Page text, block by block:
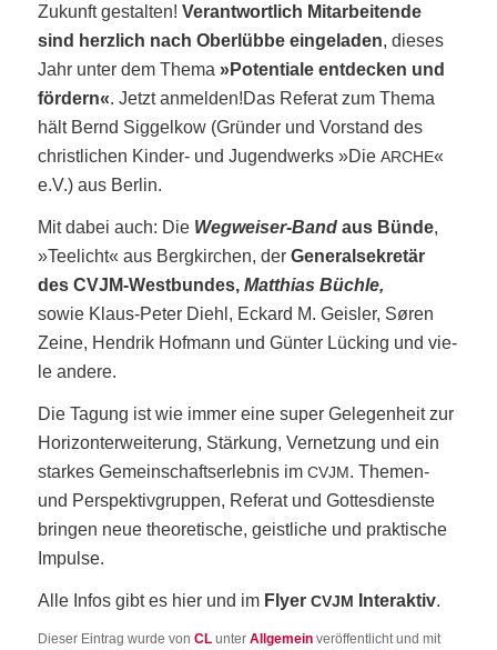
Zukunft gestal­ten!Ver­ant­wort­lich Mit­ar­bei­ten­de
sind herz­lich nach Ober­l­üb­be ein­ge­la­den, die­ses
Jahr unter dem The­ma»Poten­tia­le ent­de­cken und
för­dern«. Jetzt anmel­den!Das Refe­rat zum The­ma
hält Bernd Sig­gel­kow (Grün­der und Vor­stand des
christ­li­chen Kin­der- und Jugend­werks »DieARCHE«
e.V.) aus Berlin.
Mit dabei auch: Die Weg­wei­ser-Band aus Bün­de,
»Tee­licht« aus Berg­kir­chen, derGene­ral­se­kre­tär
des CVJM-West­bun­des,Mat­thi­as Büch­le,
sowie Klaus-Peter Diehl, Eckard M. Geis­ler, Søren
Zeine, Hen­drik Hof­mann und Gün­ter Lücking und vie­
le andere.
Die Tagung ist wie immer eine super Gele­gen­heit zur
Hori­zont­er­wei­te­rung, Stär­kung, Ver­net­zung und ein
star­kes Gemein­schafts­er­leb­nis imCVJM. The­men-
und Per­spek­tiv­grup­pen, Refe­rat und Got­tes­diens­te
brin­gen neue theo­re­ti­sche, geist­li­che und prak­ti­sche
Impulse.
Alle Infos gibt es hier und im Fly­erCVJM Inter­ak­tiv.
Dieser Eintrag wurde vonCL unterAllgemein veröffentlicht und mit